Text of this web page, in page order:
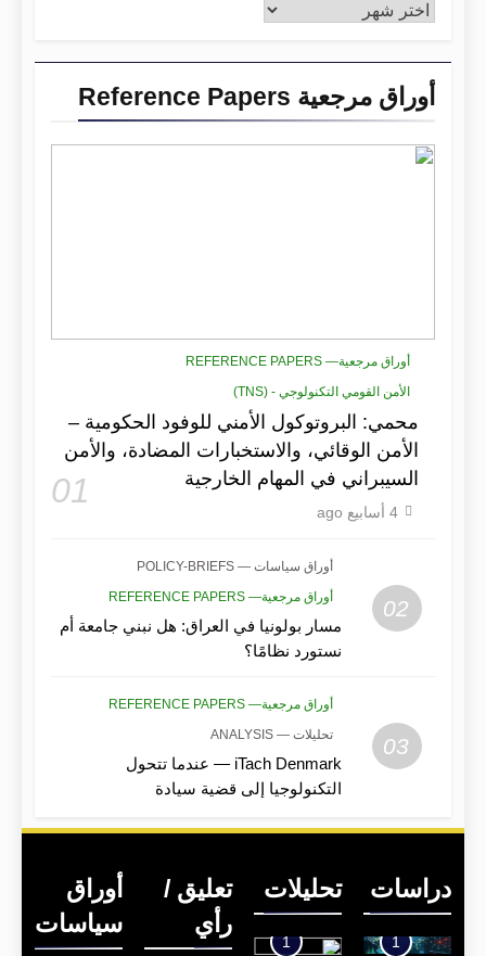
أوراق مرجعية Reference Papers
أوراق مرجعية— REFERENCE PAPERS
الأمن القومي التكنولوجي - (TNS)
محمي: البروتوكول الأمني للوفود الحكومية –
الأمن الوقائي، والاستخبارات المضادة، والأمن
السيبراني في المهام الخارجية
01
4 أسابيع ago
02
أوراق سياسات — POLICY-BRIEFS
أوراق مرجعية— REFERENCE PAPERS
مسار بولونيا في العراق: هل نبني جامعة أم
نستورد نظامًا؟
03
أوراق مرجعية— REFERENCE PAPERS
تحليلات — ANALYSIS
iTach Denmark — عندما تتحول
التكنولوجيا إلى قضية سيادة
دراسات
1
تحليلات
1
تعليق /
رأي
أوراق
سياسات